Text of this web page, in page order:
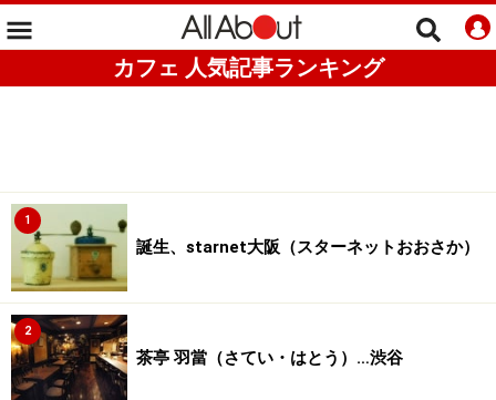
カフェ 人気記事ランキング
1
誕生、starnet大阪（スターネットおおさか）
2
茶亭 羽當（さてい・はとう）…渋谷